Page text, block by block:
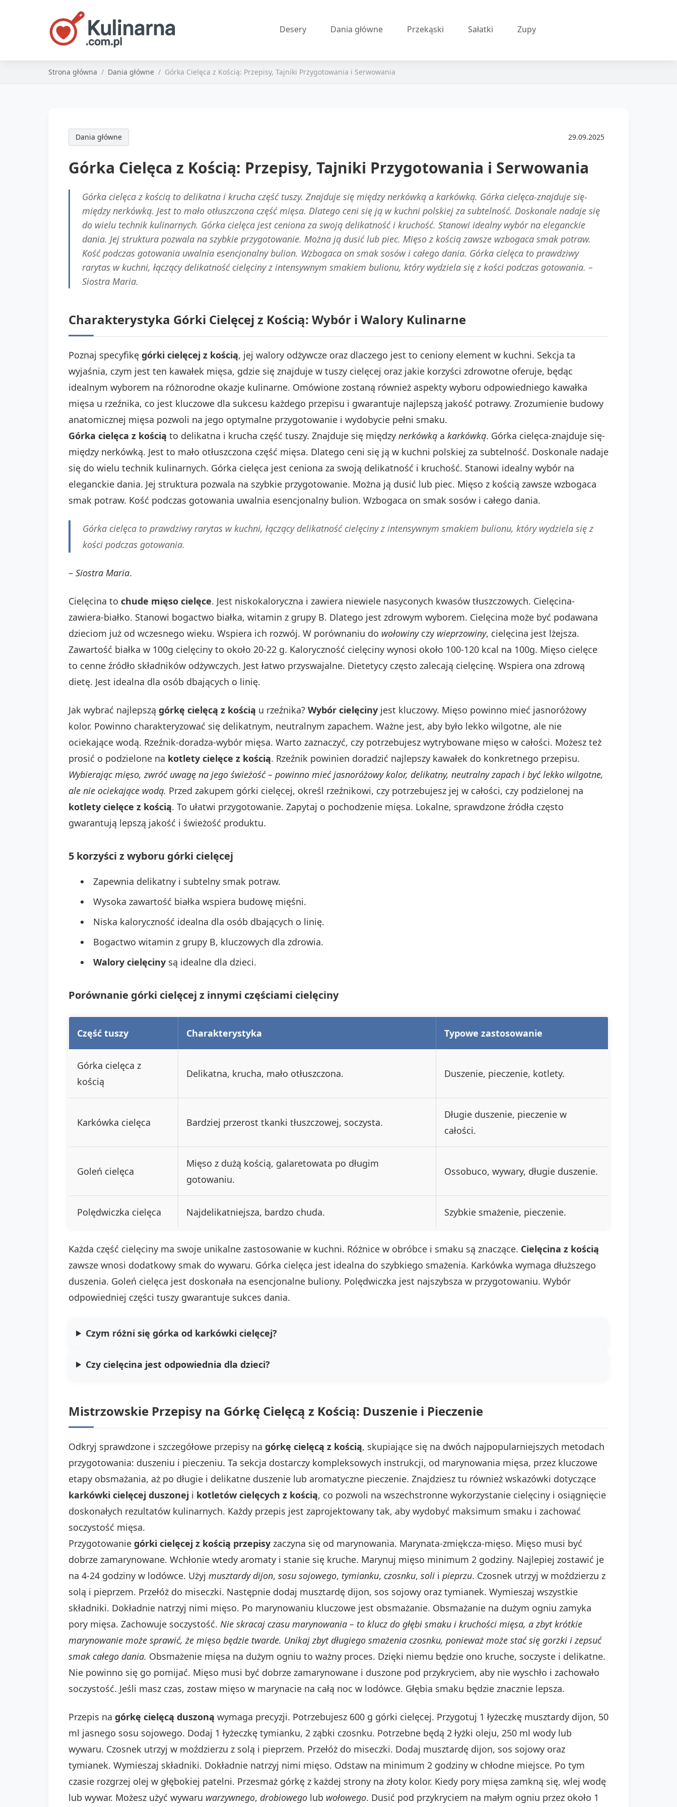
Desery Dania główne Przekąski Sałatki Zupy
Strona główna Dania główne Górka Cielęca z Kością: Przepisy, Tajniki Przygotowania i Serwowania
Dania główne 29.09.2025
Górka Cielęca z Kością: Przepisy, Tajniki Przygotowania i Serwowania
Górka cielęca z kością to delikatna i krucha część tuszy. Znajduje się między nerkówką a karkówką. Górka cielęca-znajduje się-
między nerkówką. Jest to mało otłuszczona część mięsa. Dlatego ceni się ją w kuchni polskiej za subtelność. Doskonale nadaje się
do wielu technik kulinarnych. Górka cielęca jest ceniona za swoją delikatność i kruchość. Stanowi idealny wybór na eleganckie
dania. Jej struktura pozwala na szybkie przygotowanie. Można ją dusić lub piec. Mięso z kością zawsze wzbogaca smak potraw.
Kość podczas gotowania uwalnia esencjonalny bulion. Wzbogaca on smak sosów i całego dania. Górka cielęca to prawdziwy
rarytas w kuchni, łączący delikatność cielęciny z intensywnym smakiem bulionu, który wydziela się z kości podczas gotowania. –
Siostra Maria.
Charakterystyka Górki Cielęcej z Kością: Wybór i Walory Kulinarne
Poznaj specyfikę górki cielęcej z kością, jej walory odżywcze oraz dlaczego jest to ceniony element w kuchni. Sekcja ta
wyjaśnia, czym jest ten kawałek mięsa, gdzie się znajduje w tuszy cielęcej oraz jakie korzyści zdrowotne oferuje, będąc
idealnym wyborem na różnorodne okazje kulinarne. Omówione zostaną również aspekty wyboru odpowiedniego kawałka
mięsa u rzeźnika, co jest kluczowe dla sukcesu każdego przepisu i gwarantuje najlepszą jakość potrawy. Zrozumienie budowy
anatomicznej mięsa pozwoli na jego optymalne przygotowanie i wydobycie pełni smaku.
Górka cielęca z kością to delikatna i krucha część tuszy. Znajduje się między nerkówką a karkówką. Górka cielęca-znajduje się-
między nerkówką. Jest to mało otłuszczona część mięsa. Dlatego ceni się ją w kuchni polskiej za subtelność. Doskonale nadaje
się do wielu technik kulinarnych. Górka cielęca jest ceniona za swoją delikatność i kruchość. Stanowi idealny wybór na
eleganckie dania. Jej struktura pozwala na szybkie przygotowanie. Można ją dusić lub piec. Mięso z kością zawsze wzbogaca
smak potraw. Kość podczas gotowania uwalnia esencjonalny bulion. Wzbogaca on smak sosów i całego dania.
Górka cielęca to prawdziwy rarytas w kuchni, łączący delikatność cielęciny z intensywnym smakiem bulionu, który wydziela się z
kości podczas gotowania.
– Siostra Maria.
Cielęcina to chude mięso cielęce. Jest niskokaloryczna i zawiera niewiele nasyconych kwasów tłuszczowych. Cielęcina-
zawiera-białko. Stanowi bogactwo białka, witamin z grupy B. Dlatego jest zdrowym wyborem. Cielęcina może być podawana
dzieciom już od wczesnego wieku. Wspiera ich rozwój. W porównaniu do wołowinyczy wieprzowiny, cielęcina jest lżejsza.
Zawartość białka w 100g cielęciny to około 20-22 g. Kaloryczność cielęciny wynosi około 100-120 kcal na 100g. Mięso cielęce
to cenne źródło składników odżywczych. Jest łatwo przyswajalne. Dietetycy często zalecają cielęcinę. Wspiera ona zdrową
dietę. Jest idealna dla osób dbających o linię.
Jak wybrać najlepszą górkę cielęcą z kością u rzeźnika? Wybór cielęciny jest kluczowy. Mięso powinno mieć jasnoróżowy
kolor. Powinno charakteryzować się delikatnym, neutralnym zapachem. Ważne jest, aby było lekko wilgotne, ale nie
ociekające wodą. Rzeźnik-doradza-wybór mięsa. Warto zaznaczyć, czy potrzebujesz wytrybowane mięso w całości. Możesz też
prosić o podzielone na kotlety cielęce z kością. Rzeźnik powinien doradzić najlepszy kawałek do konkretnego przepisu.
Wybierając mięso, zwróć uwagę na jego świeżość – powinno mieć jasnoróżowy kolor, delikatny, neutralny zapach i być lekko wilgotne,
ale nie ociekające wodą. Przed zakupem górki cielęcej, określ rzeźnikowi, czy potrzebujesz jej w całości, czy podzielonej na
kotlety cielęce z kością. To ułatwi przygotowanie. Zapytaj o pochodzenie mięsa. Lokalne, sprawdzone źródła często
gwarantują lepszą jakość i świeżość produktu.
5 korzyści z wyboru górki cielęcej
Zapewnia delikatny i subtelny smak potraw.
Wysoka zawartość białka wspiera budowę mięśni.
Niska kaloryczność idealna dla osób dbających o linię.
Bogactwo witamin z grupy B, kluczowych dla zdrowia.
Walory cielęciny są idealne dla dzieci.
Porównanie górki cielęcej z innymi częściami cielęciny
Część tuszy Charakterystyka Typowe zastosowanie
Górka cielęca z
kością
Delikatna, krucha, mało otłuszczona. Duszenie, pieczenie, kotlety.
Karkówka cielęca Bardziej przerost tkanki tłuszczowej, soczysta.
Długie duszenie, pieczenie w
całości.
Goleń cielęca
Mięso z dużą kością, galaretowata po długim
gotowaniu.
Ossobuco, wywary, długie duszenie.
Polędwiczka cielęca Najdelikatniejsza, bardzo chuda. Szybkie smażenie, pieczenie.
Każda część cielęciny ma swoje unikalne zastosowanie w kuchni. Różnice w obróbce i smaku są znaczące. Cielęcina z kością
zawsze wnosi dodatkowy smak do wywaru. Górka cielęca jest idealna do szybkiego smażenia. Karkówka wymaga dłuższego
duszenia. Goleń cielęca jest doskonała na esencjonalne buliony. Polędwiczka jest najszybsza w przygotowaniu. Wybór
odpowiedniej części tuszy gwarantuje sukces dania.
Czym różni się górka od karkówki cielęcej?
Czy cielęcina jest odpowiednia dla dzieci?
Mistrzowskie Przepisy na Górkę Cielęcą z Kością: Duszenie i Pieczenie
Odkryj sprawdzone i szczegółowe przepisy na górkę cielęcą z kością, skupiające się na dwóch najpopularniejszych metodach
przygotowania: duszeniu i pieczeniu. Ta sekcja dostarczy kompleksowych instrukcji, od marynowania mięsa, przez kluczowe
etapy obsmażania, aż po długie i delikatne duszenie lub aromatyczne pieczenie. Znajdziesz tu również wskazówki dotyczące
karkówki cielęcej duszonej i kotletów cielęcych z kością, co pozwoli na wszechstronne wykorzystanie cielęciny i osiągnięcie
doskonałych rezultatów kulinarnych. Każdy przepis jest zaprojektowany tak, aby wydobyć maksimum smaku i zachować
soczystość mięsa.
Przygotowanie górki cielęcej z kością przepisy zaczyna się od marynowania. Marynata-zmiękcza-mięso. Mięso musi być
dobrze zamarynowane. Wchłonie wtedy aromaty i stanie się kruche. Marynuj mięso minimum 2 godziny. Najlepiej zostawić je
na 4-24 godziny w lodówce. Użyj musztardy dijon, sosu sojowego, tymianku, czosnku, soli i pieprzu. Czosnek utrzyj w moździerzu z
solą i pieprzem. Przełóż do miseczki. Następnie dodaj musztardę dijon, sos sojowy oraz tymianek. Wymieszaj wszystkie
składniki. Dokładnie natrzyj nimi mięso. Po marynowaniu kluczowe jest obsmażanie. Obsmażanie na dużym ogniu zamyka
pory mięsa. Zachowuje soczystość. Nie skracaj czasu marynowania – to klucz do głębi smaku i kruchości mięsa, a zbyt krótkie
marynowanie może sprawić, że mięso będzie twarde. Unikaj zbyt długiego smażenia czosnku, ponieważ może stać się gorzki i zepsuć
smak całego dania. Obsmażenie mięsa na dużym ogniu to ważny proces. Dzięki niemu będzie ono kruche, soczyste i delikatne.
Nie powinno się go pomijać. Mięso musi być dobrze zamarynowane i duszone pod przykryciem, aby nie wyschło i zachowało
soczystość. Jeśli masz czas, zostaw mięso w marynacie na całą noc w lodówce. Głębia smaku będzie znacznie lepsza.
Przepis na górkę cielęcą duszoną wymaga precyzji. Potrzebujesz 600 g górki cielęcej. Przygotuj 1 łyżeczkę musztardy dijon, 50
ml jasnego sosu sojowego. Dodaj 1 łyżeczkę tymianku, 2 ząbki czosnku. Potrzebne będą 2 łyżki oleju, 250 ml wody lub
wywaru. Czosnek utrzyj w moździerzu z solą i pieprzem. Przełóż do miseczki. Dodaj musztardę dijon, sos sojowy oraz
tymianek. Wymieszaj składniki. Dokładnie natrzyj nimi mięso. Odstaw na minimum 2 godziny w chłodne miejsce. Po tym
czasie rozgrzej olej w głębokiej patelni. Przesmaż górkę z każdej strony na złoty kolor. Kiedy pory mięsa zamkną się, wlej wodę
lub wywar. Możesz użyć wywaru warzywnego, drobiowego lub wołowego. Dusić pod przykryciem na małym ogniu przez około 1